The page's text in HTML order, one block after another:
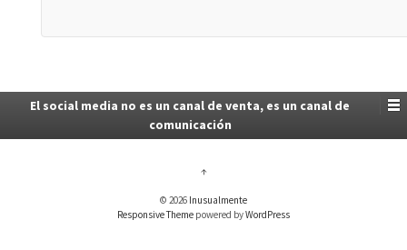
El social media no es un canal de venta, es un canal de
comunicación
↑
© 2026 Inusualmente
Responsive Theme powered byWordPress